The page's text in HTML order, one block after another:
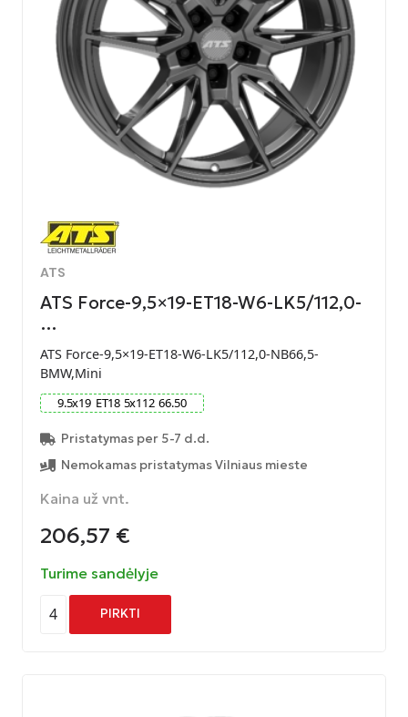
ATS
ATS Force-9,5×19-ET18-W6-LK5/112,0-
…
ATS Force-9,5×19-ET18-W6-LK5/112,0-NB66,5-
BMW,Mini
9.5x19 ET18 5x112 66.50
Pristatymas per 5-7 d.d.
Nemokamas pristatymas Vilniaus mieste
Kaina už vnt.
206,57 €
Turime sandėlyje
4 PIRKTI